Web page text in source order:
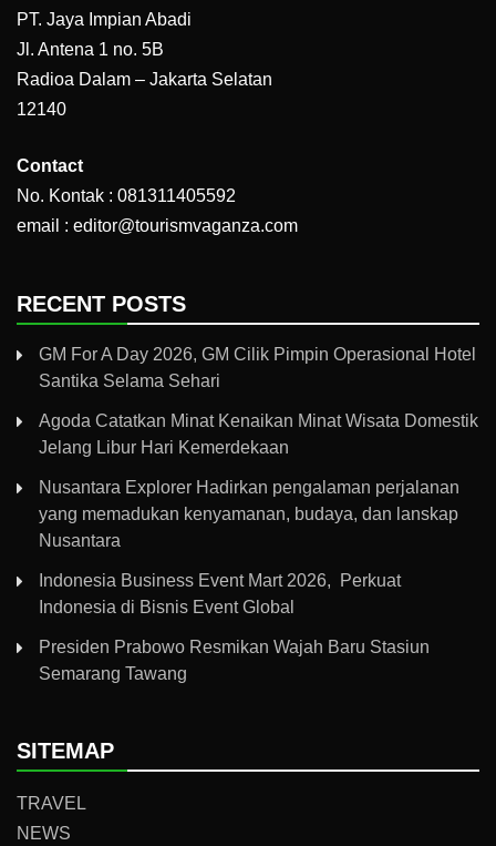
PT. Jaya Impian Abadi
Jl. Antena 1 no. 5B
Radioa Dalam – Jakarta Selatan
12140
Contact
No. Kontak : 081311405592
email : editor@tourismvaganza.com
RECENT POSTS
GM For A Day 2026, GM Cilik Pimpin Operasional Hotel
Santika Selama Sehari
Agoda Catatkan Minat Kenaikan Minat Wisata Domestik
Jelang Libur Hari Kemerdekaan
Nusantara Explorer Hadirkan pengalaman perjalanan
yang memadukan kenyamanan, budaya, dan lanskap
Nusantara
Indonesia Business Event Mart 2026, Perkuat
Indonesia di Bisnis Event Global
Presiden Prabowo Resmikan Wajah Baru Stasiun
Semarang Tawang
SITEMAP
TRAVEL
NEWS